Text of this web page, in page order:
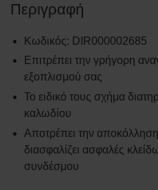
Περιγραφή
Κωδικός: DIR000002685
Επιτρέπει την γρήγορη
εξοπλισμού σας
Το ειδικό τους σχήμα
καλωδίου
Αποτρέπει την
διασφαλίζει ασφαλές
συνδέσμου